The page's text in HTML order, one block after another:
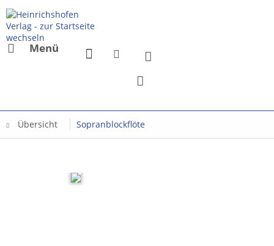
Menü
Übersicht Sopranblockflöte